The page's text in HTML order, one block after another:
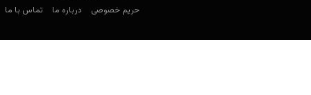
حریم خصوصی
درباره ما تماس با ما